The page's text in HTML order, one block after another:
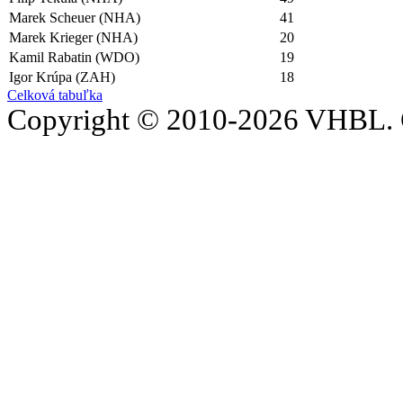
Marek Scheuer (NHA)
41
Marek Krieger (NHA)
20
Kamil Rabatin (WDO)
19
Igor Krúpa (ZAH)
18
Celková tabuľka
Copyright © 2010-2026 VHBL.